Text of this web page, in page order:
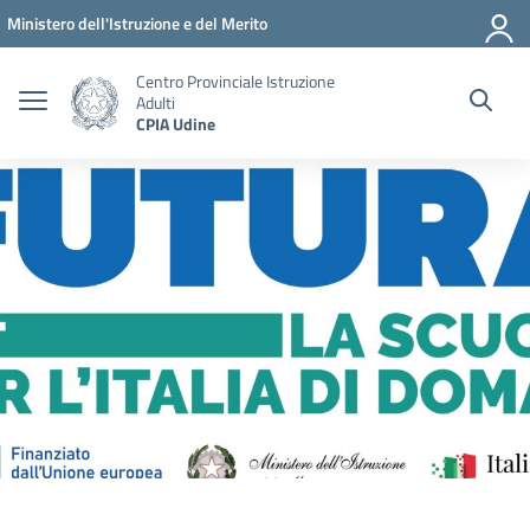
Vai ai contenuti
Vai al menu di navigazione
Vai al footer
Ministero dell'Istruzione e del Merito
Centro Provinciale Istruzione
Adulti
CPIA Udine